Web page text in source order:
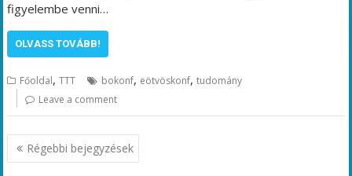
figyelembe venni…
OLVASS TOVÁBB!
Főoldal,TTT bokonf, eötvöskonf,tudomány
Leave a comment
Bejegyzés
navigáció
Régebbi bejegyzések